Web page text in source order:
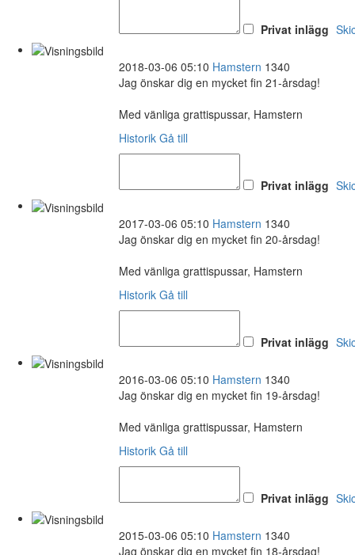
Privat inlägg
2018-03-06 05:10 Hamstern 1340
Jag önskar dig en mycket fin 21-årsdag!
Med vänliga grattispussar, Hamstern
Historik Gå till
Privat inlägg
2017-03-06 05:10 Hamstern 1340
Jag önskar dig en mycket fin 20-årsdag!
Med vänliga grattispussar, Hamstern
Historik Gå till
Privat inlägg
2016-03-06 05:10 Hamstern 1340
Jag önskar dig en mycket fin 19-årsdag!
Med vänliga grattispussar, Hamstern
Historik Gå till
Privat inlägg
2015-03-06 05:10 Hamstern 1340
Jag önskar dig en mycket fin 18-årsdag!